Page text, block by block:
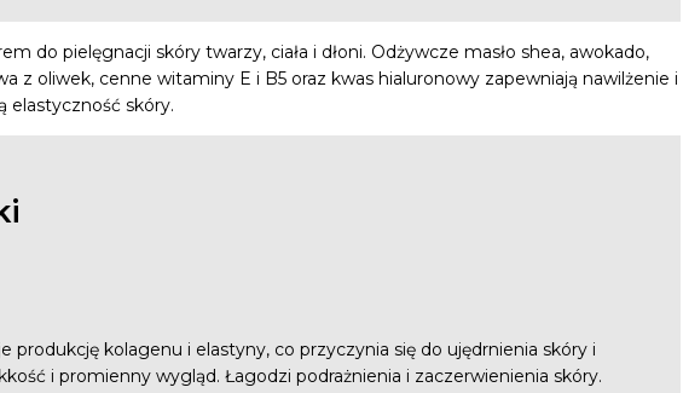
do pielęgnacji skóry twarzy, ciała i dłoni. Odżywcze masło shea, awokado,
z oliwek, cenne witaminy E i B5 oraz kwas hialuronowy zapewniają nawilżenie i
elastyczność skóry.
produkcję kolagenu i elastyny, co przyczynia się do ujędrnienia skóry i
i promienny wygląd. Łagodzi podrażnienia i zaczerwienienia skóry.